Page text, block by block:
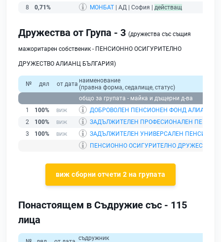
8
0,71% МОНБАТ | АД | София | действащ
Дружества от Група - 3 (дружества със същия
мажоритарен собственик - ПЕНСИОННО ОСИГУРИТЕЛНО
ДРУЖЕСТВО АЛИАНЦ БЪЛГАРИЯ)
№ дял от дата наименование
(правна форма, седалище, статус)
общо за групата - майка и дъщерни д-ва
1
100%
ДОБРОВОЛЕН ПЕНСИОНЕН ФОНД АЛИАНЦ
2
100%
ЗАДЪЛЖИТЕЛЕН ПРОФЕСИОНАЛЕН
3
100%
ЗАДЪЛЖИТЕЛЕН УНИВЕРСАЛЕН
ПЕНСИОННО ОСИГУРИТЕЛНО ДРУЖЕСТВО
виж сборни отчети 2 на групата
Понастоящем в Съдружие със - 115
лица
съдружник